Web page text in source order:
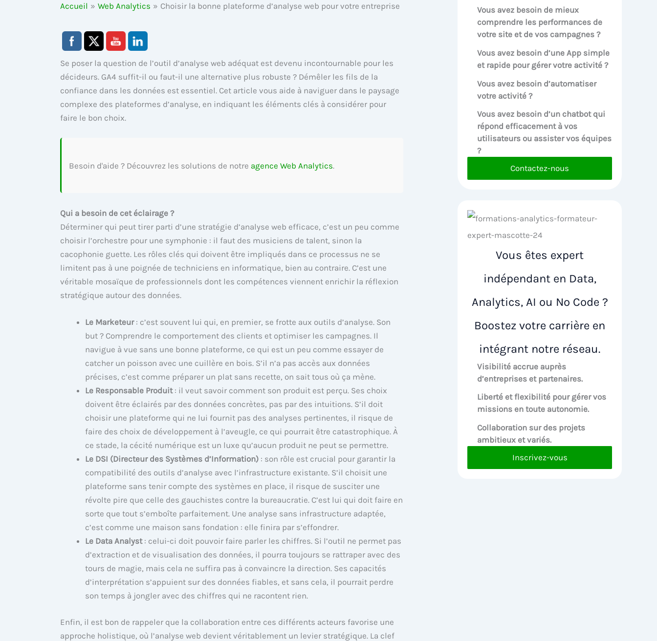
Accueil
Web Analytics Choisir la bonne plateforme d’analyse web pour votre entreprise
Se poser la question de l’outil d’analyse web adéquat est devenu incontournable pour les
décideurs. GA4 suffit-il ou faut-il une alternative plus robuste ? Démêler les fils de la
confiance dans les données est essentiel. Cet article vous aide à naviguer dans le paysage
complexe des plateformes d’analyse, en indiquant les éléments clés à considérer pour
faire le bon choix.
Besoin d'aide ? Découvrez les solutions de notre agence Web Analytics.
Qui a besoin de cet éclairage ?
Déterminer qui peut tirer parti d’une stratégie d’analyse web efficace, c’est un peu comme
choisir l’orchestre pour une symphonie : il faut des musiciens de talent, sinon la
cacophonie guette. Les rôles clés qui doivent être impliqués dans ce processus ne se
limitent pas à une poignée de techniciens en informatique, bien au contraire. C’est une
véritable mosaïque de professionnels dont les compétences viennent enrichir la réflexion
stratégique autour des données.
Le Marketeur: c’est souvent lui qui, en premier, se frotte aux outils d’analyse. Son
but ? Comprendre le comportement des clients et optimiser les campagnes. Il
navigue à vue sans une bonne plateforme, ce qui est un peu comme essayer de
catcher un poisson avec une cuillère en bois. S’il n’a pas accès aux données
précises, c’est comme préparer un plat sans recette, on sait tous où ça mène.
Le Responsable Produit: il veut savoir comment son produit est perçu. Ses choix
doivent être éclairés par des données concrètes, pas par des intuitions. S’il doit
choisir une plateforme qui ne lui fournit pas des analyses pertinentes, il risque de
faire des choix de développement à l’aveugle, ce qui pourrait être catastrophique. À
ce stade, la cécité numérique est un luxe qu’aucun produit ne peut se permettre.
Le DSI (Directeur des Systèmes d’Information) : son rôle est crucial pour garantir la
compatibilité des outils d’analyse avec l’infrastructure existante. S’il choisit une
plateforme sans tenir compte des systèmes en place, il risque de susciter une
révolte pire que celle des gauchistes contre la bureaucratie. C’est lui qui doit faire en
sorte que tout s’emboîte parfaitement. Une analyse sans infrastructure adaptée,
c’est comme une maison sans fondation : elle finira par s’effondrer.
Le Data Analyst: celui-ci doit pouvoir faire parler les chiffres. Si l’outil ne permet pas
d’extraction et de visualisation des données, il pourra toujours se rattraper avec des
tours de magie, mais cela ne suffira pas à convaincre la direction. Ses capacités
d’interprétation s’appuient sur des données fiables, et sans cela, il pourrait perdre
son temps à jongler avec des chiffres qui ne racontent rien.
Enfin, il est bon de rappeler que la collaboration entre ces différents acteurs favorise une
approche holistique, où l’analyse web devient véritablement un levier stratégique. La clef
Vous avez besoin de mieux
comprendre les performances de
votre site et de vos campagnes ?
Vous avez besoin d’une App simple
et rapide pour gérer votre activité ?
Vous avez besoin d’automatiser
votre activité ?
Vous avez besoin d’un chatbot qui
répond efficacement à vos
utilisateurs ou assister vos équipes
?
Contactez-nous
Vous êtes expert
indépendant en Data,
Analytics, AI ou No Code ?
Boostez votre carrière en
intégrant notre réseau.
Visibilité accrue auprès
d’entreprises et partenaires.
Liberté et flexibilité pour gérer vos
missions en toute autonomie.
Collaboration sur des projets
ambitieux et variés.
Inscrivez-vous